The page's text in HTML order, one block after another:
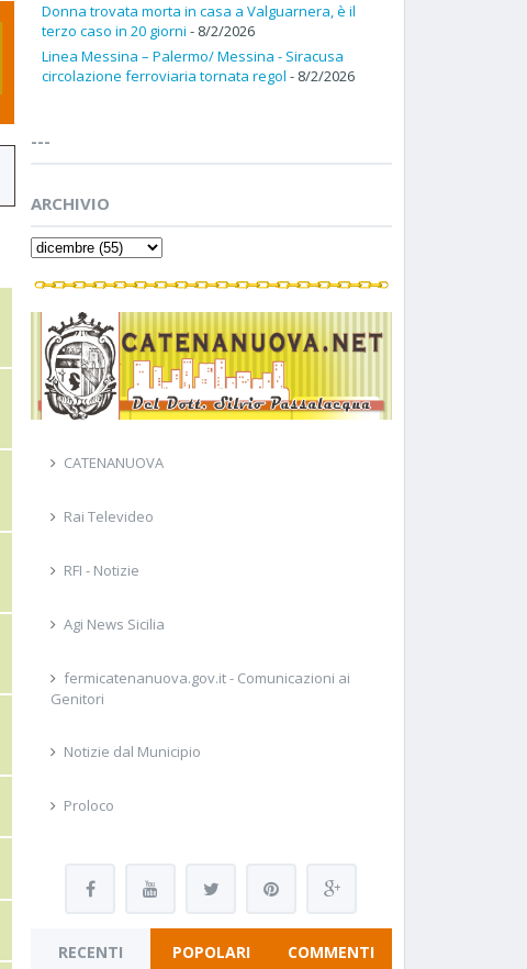
Donna trovata morta in casa a Valguarnera, è il
terzo caso in 20 giorni - 8/2/2026
Linea Messina – Palermo/ Messina - Siracusa
circolazione ferroviaria tornata regol - 8/2/2026
---
ARCHIVIO
CATENANUOVA
Rai Televideo
RFI - Notizie
Agi News Sicilia
fermicatenanuova.gov.it - Comunicazioni ai
Genitori
Notizie dal Municipio
Proloco
RECENTI POPOLARI COMMENTI